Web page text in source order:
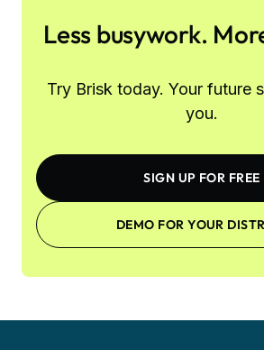
Less busywork.
Try Brisk today. Your future
you.
SIGN UP FOR FREE
DEMO FOR YOUR